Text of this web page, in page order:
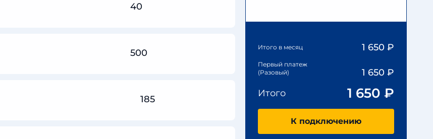
40
500
185
Итого в месяц 1 650 ₽
Первый платеж
(Разовый)
1 650 ₽
Итого
1 650 ₽
К подключению